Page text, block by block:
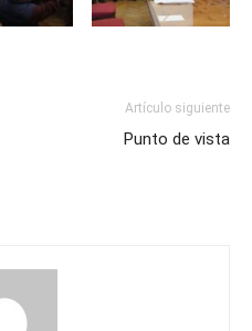
Artículo siguiente
Punto de vista